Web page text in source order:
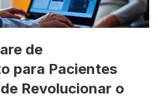
de
para Pacientes
Revolucionar o